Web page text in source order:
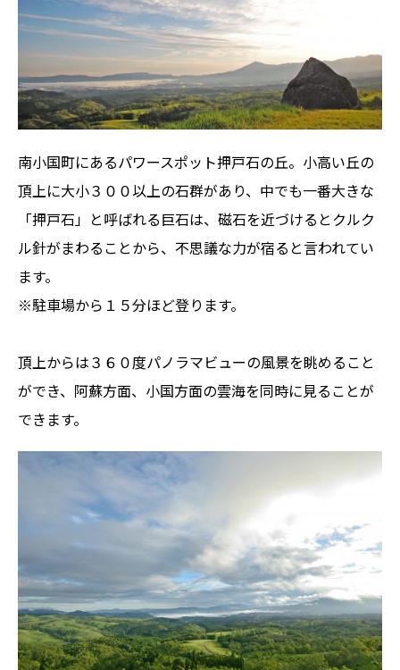
南小国町にあるパワースポット押戸石の丘。小高い丘の
頂上に大小３００以上の石群があり、中でも一番大きな
「押戸石」と呼ばれる巨石は、磁石を近づけるとクルク
ル針がまわることから、不思議な力が宿ると言われてい
ます。
※駐車場から１５分ほど登ります。
頂上からは３６０度パノラマビューの風景を眺めること
ができ、阿蘇方面、小国方面の雲海を同時に見ることが
できます。